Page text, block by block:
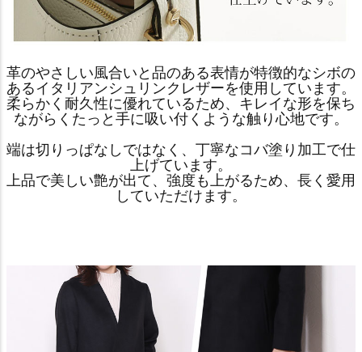
革のやさしい風合いと品のある表情が特徴的なシボの
あるイタリアンシュリンクレザーを使用しています。
柔らかく耐久性に優れているため、キレイな形を保ち
ながらくたっと手に吸い付くような触り心地です。
端は切りっぱなしではなく、丁寧なコバ塗り加工で仕
上げています。
上品で美しい艶が出て、強度も上がるため、長く愛用
していただけます。